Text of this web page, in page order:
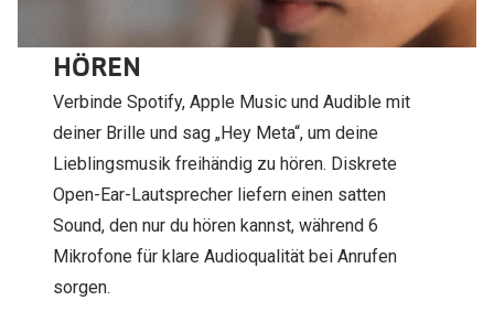
HÖREN
Verbinde Spotify, Apple Music und Audible mit
deiner Brille und sag „Hey Meta“, um deine
Lieblingsmusik freihändig zu hören. Diskrete
Open-Ear-Lautsprecher liefern einen satten
Sound, den nur du hören kannst, während 6
Mikrofone für klare Audioqualität bei Anrufen
sorgen.